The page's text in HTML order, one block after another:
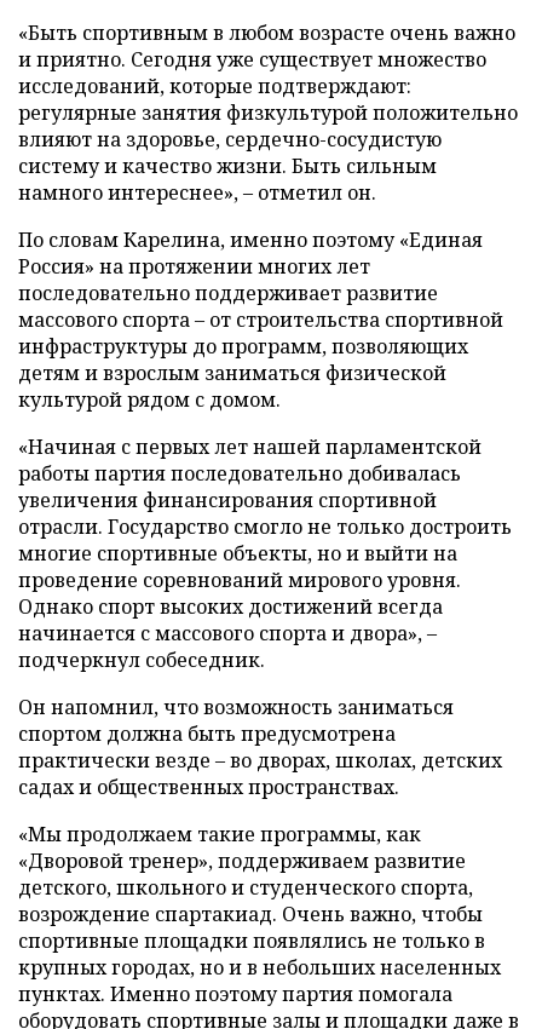
«Быть спортивным в любом возрасте очень важно
и приятно. Сегодня уже существует множество
исследований, которые подтверждают:
регулярные занятия физкультурой положительно
влияют на здоровье, сердечно-сосудистую
систему и качество жизни. Быть сильным
намного интереснее», – отметил он.
По словам Карелина, именно поэтому «Единая
Россия» на протяжении многих лет
последовательно поддерживает развитие
массового спорта – от строительства спортивной
инфраструктуры до программ, позволяющих
детям и взрослым заниматься физической
культурой рядом с домом.
«Начиная с первых лет нашей парламентской
работы партия последовательно добивалась
увеличения финансирования спортивной
отрасли. Государство смогло не только достроить
многие спортивные объекты, но и выйти на
проведение соревнований мирового уровня.
Однако спорт высоких достижений всегда
начинается с массового спорта и двора», –
подчеркнул собеседник.
Он напомнил, что возможность заниматься
спортом должна быть предусмотрена
практически везде – во дворах, школах, детских
садах и общественных пространствах.
«Мы продолжаем такие программы, как
«Дворовой тренер», поддерживаем развитие
детского, школьного и студенческого спорта,
возрождение спартакиад. Очень важно, чтобы
спортивные площадки появлялись не только в
крупных городах, но и в небольших населенных
пунктах. Именно поэтому партия помогала
оборудовать спортивные залы и площадки даже в